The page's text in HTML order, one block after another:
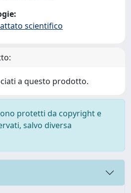
scientifico
a questo prodotto.
protetti da copyright e
salvo diversa